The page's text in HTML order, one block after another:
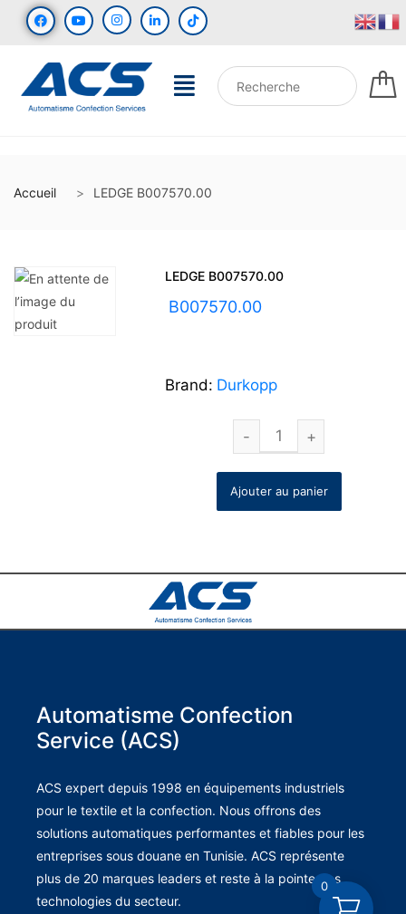
Accueil LEDGE B007570.00
LEDGE B007570.00
B007570.00
Brand: Durkopp
Ajouter au panier
Automatisme Confection
Service (ACS)
ACS expert depuis 1998 en équipements industriels
pour le textile et la confection. Nous offrons des
solutions automatiques performantes et fiables pour les
entreprises sous douane en Tunisie. ACS représente
plus de 20 marques leaders et reste à la pointe des
technologies du secteur.
0